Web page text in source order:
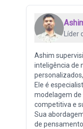
Líder
Ashim
inteligência de
Ele é
modelagem
competitiva e
Sua
de